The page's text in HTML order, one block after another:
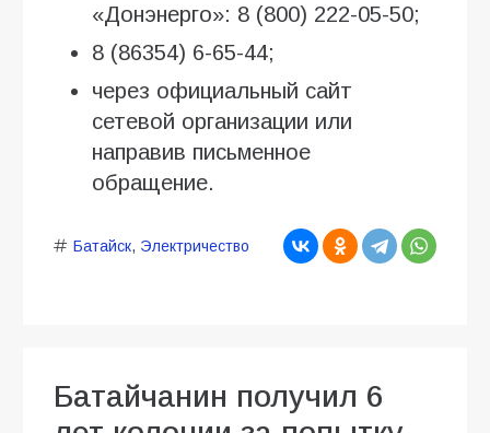
«Донэнерго»: 8 (800) 222-05-50;
8 (86354) 6-65-44;
через официальный сайт
сетевой организации или
направив письменное
обращение.
Батайск, Электричество
Батайчанин получил 6